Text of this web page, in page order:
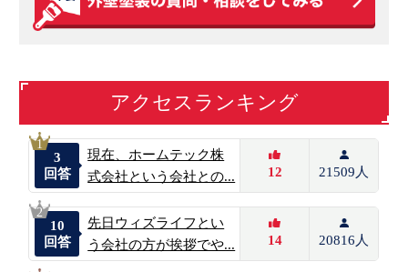
アクセスランキング
1
3
回答
現在、ホームテック株
式会社という会社との...
12 21509人
2
10
回答
先日ウィズライフとい
う会社の方が挨拶でや...
14 20816人